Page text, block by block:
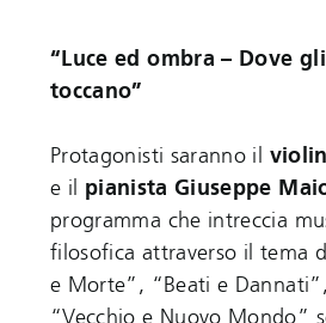
“Luce ed ombra – Dove
toccano”
Protagonisti saranno il
e il pianista Giuseppe
programma che intreccia
filosofica attraverso il tema
e Morte”, “Beati e
“Vecchio e Nuovo Mondo”